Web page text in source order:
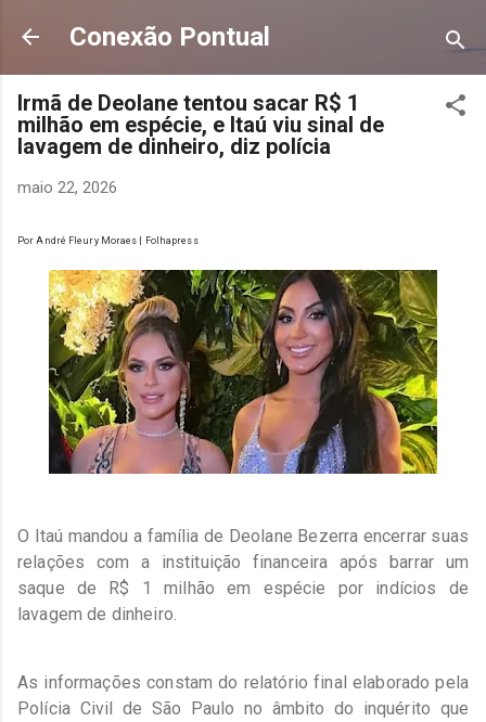
Pular para o conteúdo principal
Conexão Pontual
Irmã de Deolane tentou sacar R$ 1
milhão em espécie, e Itaú viu sinal de
lavagem de dinheiro, diz polícia
maio 22, 2026
Por André Fleury Moraes | Folhapress
O Itaú mandou a família de Deolane Bezerra encerrar suas
relações com a instituição financeira após barrar um
saque de R$ 1 milhão em espécie por indícios de
lavagem de dinheiro.
As informações constam do relatório final elaborado pela
Polícia Civil de São Paulo no âmbito do inquérito que